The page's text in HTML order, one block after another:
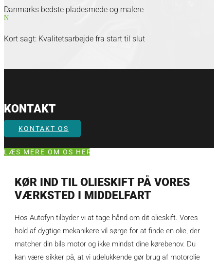
Danmarks bedste pladesmede og malere
N
Kort sagt: Kvalitetsarbejde fra start til slut
KONTAKT
KONTAKT OS
LÆS MERE OM OS HER
KØR IND TIL OLIESKIFT PÅ VORES
VÆRKSTED I MIDDELFART
Hos Autofyn tilbyder vi at tage hånd om dit olieskift. Vores
hold af dygtige mekanikere vil sørge for at finde en olie, der
matcher din bils motor og ikke mindst dine kørebehov. Du
kan være sikker på, at vi udelukkende gør brug af motorolie